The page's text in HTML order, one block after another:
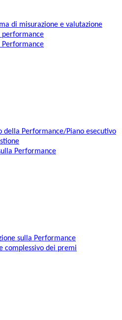
di misurazione e valutazione
performance
Performance
della Performance/Piano esecutivo
Performance
sulla Performance
complessivo dei premi